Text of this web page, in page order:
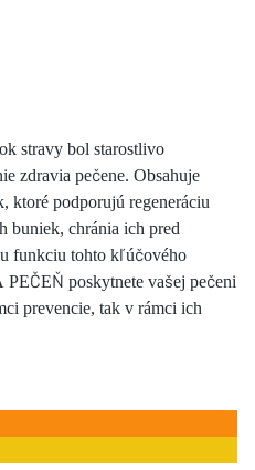
stravy bol starostlivo
zdravia pečene. Obsahuje
ktoré podporujú regeneráciu
buniek, chránia ich pred
funkciu tohto kľúčového
poskytnete vašej pečeni
prevencie, tak v rámci ich